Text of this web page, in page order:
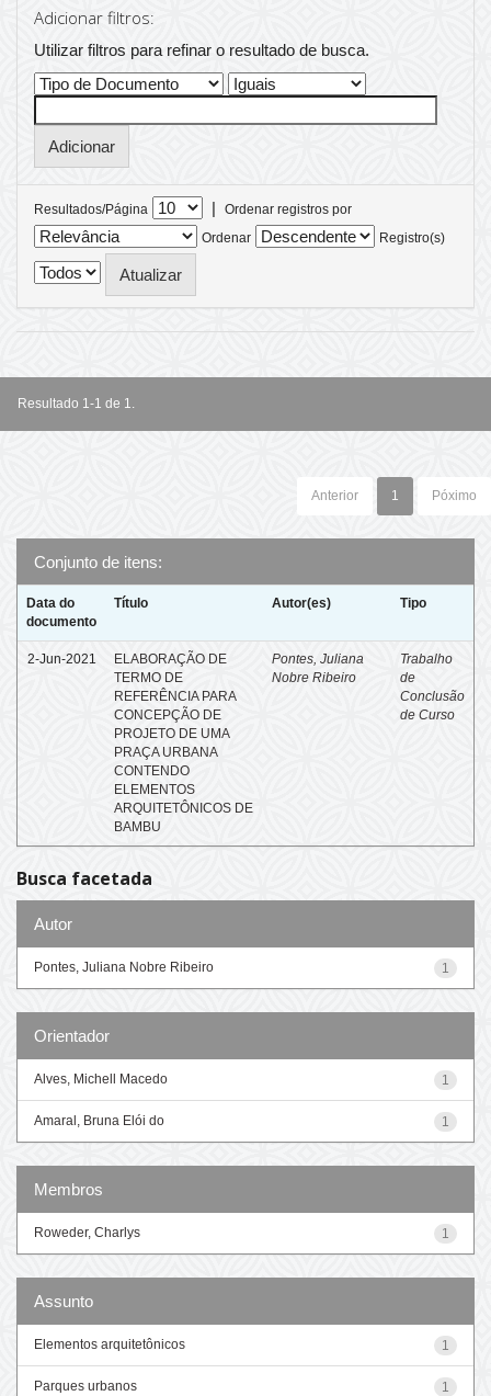
Adicionar filtros:
Utilizar filtros para refinar o resultado de busca.
Resultados/Página |
Ordenar registros por
Ordenar
Registro(s)
Resultado 1-1 de 1.
Anterior 1 Póximo
Conjunto de itens:
Data do
documento
Título Autor(es) Tipo
2-Jun-2021
ELABORAÇÃO DE
TERMO DE
REFERÊNCIA PARA
CONCEPÇÃO DE
PROJETO DE UMA
PRAÇA URBANA
CONTENDO
ELEMENTOS
ARQUITETÔNICOS DE
BAMBU
Pontes, Juliana
Nobre Ribeiro
Trabalho
de
Conclusão
de Curso
Busca facetada
Autor
1
Pontes, Juliana Nobre Ribeiro
Orientador
1
Alves, Michell Macedo
1
Amaral, Bruna Elói do
Membros
1
Roweder, Charlys
Assunto
1
Elementos arquitetônicos
1
Parques urbanos